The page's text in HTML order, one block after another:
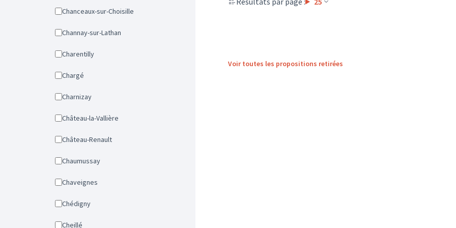
Chanceaux-sur-Choisille
Channay-sur-Lathan
Charentilly
Chargé
Charnizay
Château-la-Vallière
Château-Renault
Chaumussay
Chaveignes
Chédigny
Cheillé
Voir toutes les propositions retirées